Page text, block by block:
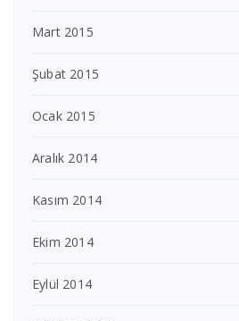
Mart 2015
Şubat 2015
Ocak 2015
Aralık 2014
Kasım 2014
Ekim 2014
Eylül 2014